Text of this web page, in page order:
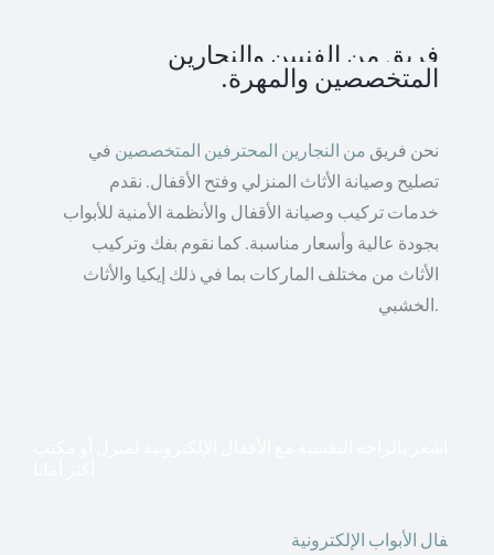
فريق من الفنيين والنجارين
المتخصصين والمهرة.
نحن فريق من النجارين المحترفين المتخصصين في
تصليح وصيانة الأثاث المنزلي وفتح الأقفال. نقدم
خدمات تركيب وصيانة الأقفال والأنظمة الأمنية للأبواب
بجودة عالية وأسعار مناسبة. كما نقوم بفك وتركيب
الأثاث من مختلف الماركات بما في ذلك إيكيا والأثاث
الخشبي.
فال الأبواب الإلكترونية